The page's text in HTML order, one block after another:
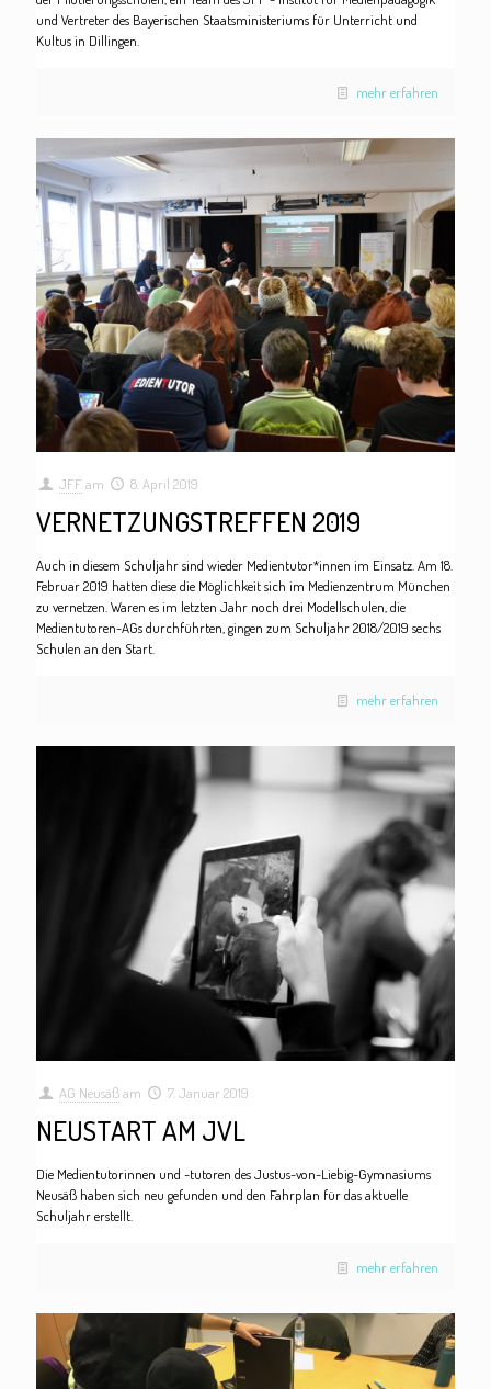
und Vertreter des Bayerischen Staatsministeriums für Unterricht und
Kultus in Dillingen.
mehr erfahren
JFF am 8. April 2019
VERNETZUNGSTREFFEN 2019
Auch in diesem Schuljahr sind wieder Medientutor*innen im Einsatz. Am 18.
Februar 2019 hatten diese die Möglichkeit sich im Medienzentrum München
zu vernetzen. Waren es im letzten Jahr noch drei Modellschulen, die
Medientutoren-AGs durchführten, gingen zum Schuljahr 2018/2019 sechs
Schulen an den Start.
mehr erfahren
AG Neusäßam 7. Januar 2019
NEUSTART AM JVL
Die Medientutorinnen und -tutoren des Justus-von-Liebig-Gymnasiums
Neusäß haben sich neu gefunden und den Fahrplan für das aktuelle
Schuljahr erstellt.
mehr erfahren